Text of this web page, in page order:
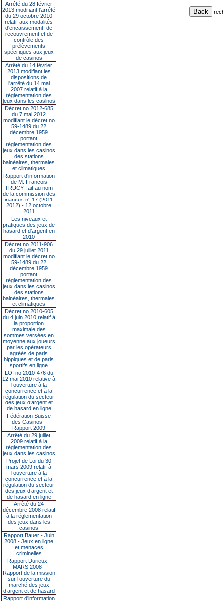
Arrêté du 28 février
2013 modifiant l'arrêté
du 29 octobre 2010
relatif aux modalités
d'encaissement, de
recouvrement et de
contrôle des
prélèvements
spécifiques aux jeux
de casinos
Arrêté du 14 février
2013 modifiant les
dispositions de
l'arrêté du 14 mai
2007 relatif à la
réglementation des
jeux dans les casinos
Décret no 2012-685
du 7 mai 2012
modifiant le décret no
59-1489 du 22
décembre 1959
portant
réglementation des
jeux dans les casinos
des stations
balnéaires, thermales
et climatiques
Rapport d'information
de M. François
TRUCY, fait au nom
de la commission des
finances n° 17 (2011-
2012) - 12 octobre
2011
Les niveaux et
pratiques des jeux de
hasard et d’argent en
2010
Décret no 2011-906
du 29 juillet 2011
modifiant le décret no
59-1489 du 22
décembre 1959
portant
réglementation des
jeux dans les casinos
des stations
balnéaires, thermales
et climatiques
Décret no 2010-605
du 4 juin 2010 relatif à
la proportion
maximale des
sommes versées en
moyenne aux joueurs
par les opérateurs
agréés de paris
hippiques et de paris
sportifs en ligne
LOI no 2010-476 du
12 mai 2010 relative à
l’ouverture à la
concurrence et à la
régulation du secteur
des jeux d’argent et
de hasard en ligne
Fédération Suisse
des Casinos -
Rapport 2009
Arrêté du 29 juillet
2009 relatif à la
réglementation des
jeux dans les casinos
Projet de Loi du 30
mars 2009 relatif à
l’ouverture à la
concurrence et à la
régulation du secteur
des jeux d’argent et
de hasard en ligne
Arrêté du 24
décembre 2008 relatif
à la réglementation
des jeux dans les
casinos
Rapport Bauer - Juin
2008 - Jeux en ligne
et menaces
criminelles
Rapport Durieux -
MARS 2008 -
Rapport de la mission
sur l’ouverture du
marché des jeux
d’argent et de hasard
Rapport d'information